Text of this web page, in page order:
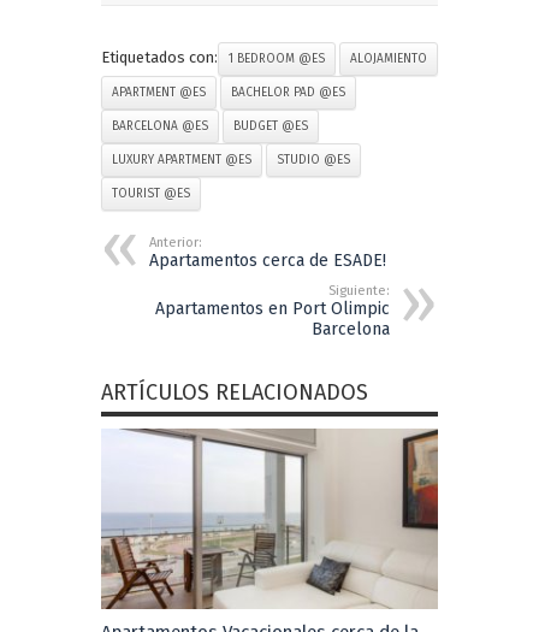
Etiquetados con: 1 BEDROOM @ES ALOJAMIENTO
APARTMENT @ES BACHELOR PAD @ES
BARCELONA @ES BUDGET @ES
LUXURY APARTMENT @ES STUDIO @ES
TOURIST @ES
Anterior:
Apartamentos cerca de ESADE!
Siguiente:
Apartamentos en Port Olimpic
Barcelona
ARTÍCULOS RELACIONADOS